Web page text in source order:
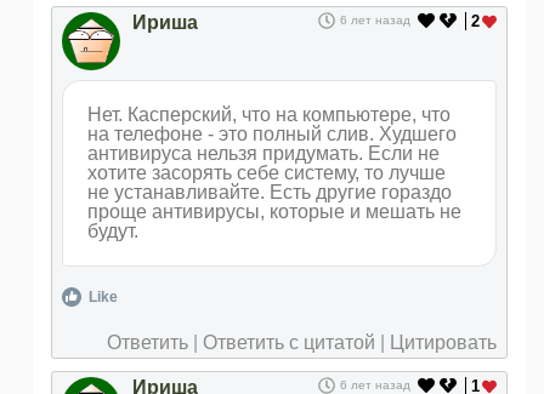
2
Ириша 6 лет назад
Нет. Касперский, что на компьютере, что
на телефоне - это полный слив. Худшего
антивируса нельзя придумать. Если не
хотите засорять себе систему, то лучше
не устанавливайте. Есть другие гораздо
проще антивирусы, которые и мешать не
будут.
Like
Ответить Ответить с цитатой Цитировать
1
Ириша 6 лет назад